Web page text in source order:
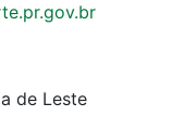
de Leste